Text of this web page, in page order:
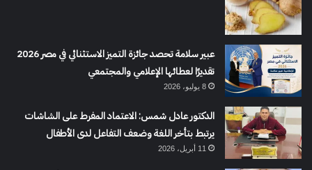
عبير سلامة تحصد جائزة التميز الاستثنائي في مصر 2026
تقديرًا لعطائها الإعلامي والمجتمعي
8 يوليو، 2026
الدكتور عادل شمس: الاعتماد المفرط على الشاشات
يرتبط بتأخر اللغة وضعف التفاعل لدى الأطفال
11 أبريل، 2026